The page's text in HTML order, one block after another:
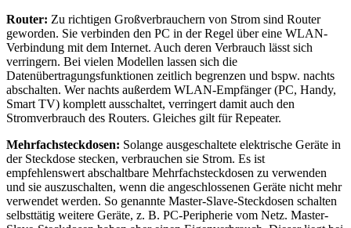
Router: Zu richtigen Großverbrauchern von Strom sind Router
geworden. Sie verbinden den PC in der Regel über eine WLAN-
Verbindung mit dem Internet. Auch deren Verbrauch lässt sich
verringern. Bei vielen Modellen lassen sich die
Datenübertragungsfunktionen zeitlich begrenzen und bspw. nachts
abschalten. Wer nachts außerdem WLAN-Empfänger (PC, Handy,
Smart TV) komplett ausschaltet, verringert damit auch den
Stromverbrauch des Routers. Gleiches gilt für Repeater.
Mehrfachsteckdosen: Solange ausgeschaltete elektrische Geräte in
der Steckdose stecken, verbrauchen sie Strom. Es ist
empfehlenswert abschaltbare Mehrfachsteckdosen zu verwenden
und sie auszuschalten, wenn die angeschlossenen Geräte nicht mehr
verwendet werden. So genannte Master-Slave-Steckdosen schalten
selbsttätig weitere Geräte, z. B. PC-Peripherie vom Netz. Master-